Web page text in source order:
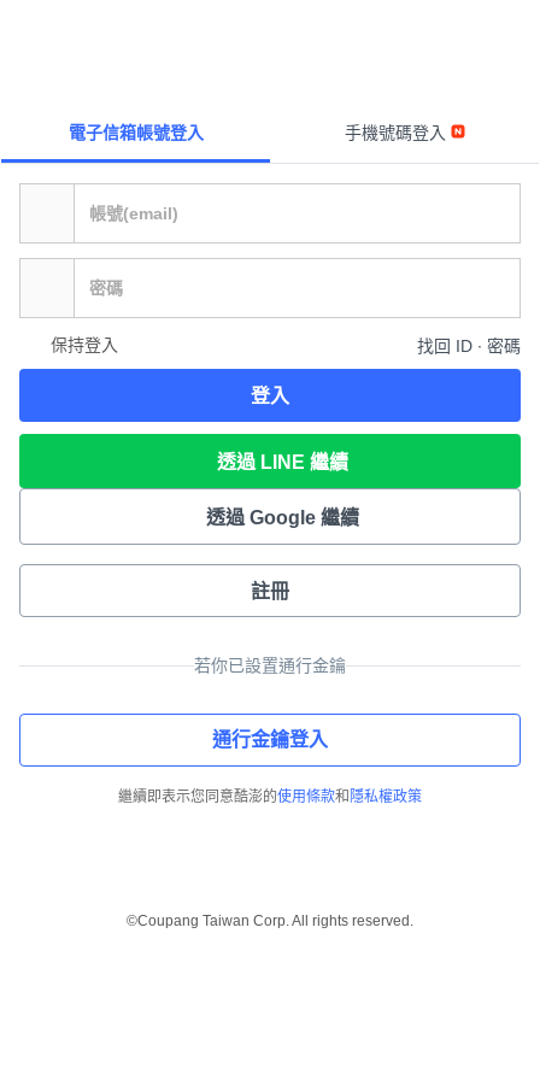
電子信箱帳號登入 手機號碼登入
保持登入 找回 ID ∙ 密碼
登入
透過 LINE 繼續
透過 Google 繼續
註冊
若你已設置通行金鑰
通行金鑰登入
繼續即表示您同意酷澎的使用條款和 隱私權政策
©Coupang Taiwan Corp. All rights reserved.